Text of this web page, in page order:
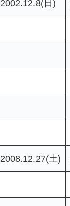
2002.12.8(日)
2008.12.27(土)